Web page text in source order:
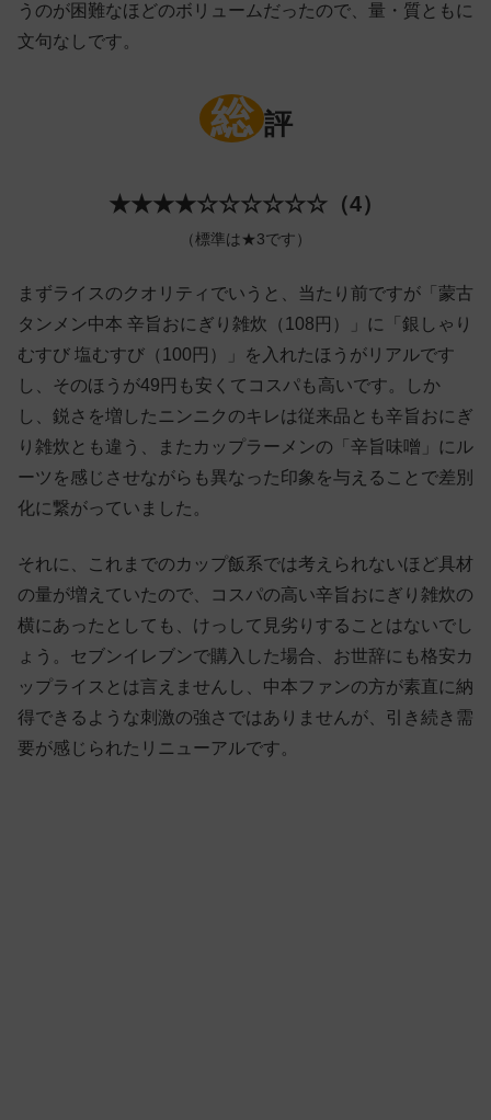
うのが困難なほどのボリュームだったので、量・質ともに
文句なしです。
総 評
★★★★☆☆☆☆☆☆（4）
（標準は★3です）
まずライスのクオリティでいうと、当たり前ですが「蒙古
タンメン中本 辛旨おにぎり雑炊（108円）」に「銀しゃり
むすび 塩むすび（100円）」を入れたほうがリアルです
し、そのほうが49円も安くてコスパも高いです。しか
し、鋭さを増したニンニクのキレは従来品とも辛旨おにぎ
り雑炊とも違う、またカップラーメンの「辛旨味噌」にル
ーツを感じさせながらも異なった印象を与えることで差別
化に繋がっていました。
それに、これまでのカップ飯系では考えられないほど具材
の量が増えていたので、コスパの高い辛旨おにぎり雑炊の
横にあったとしても、けっして見劣りすることはないでし
ょう。セブンイレブンで購入した場合、お世辞にも格安カ
ップライスとは言えませんし、中本ファンの方が素直に納
得できるような刺激の強さではありませんが、引き続き需
要が感じられたリニューアルです。